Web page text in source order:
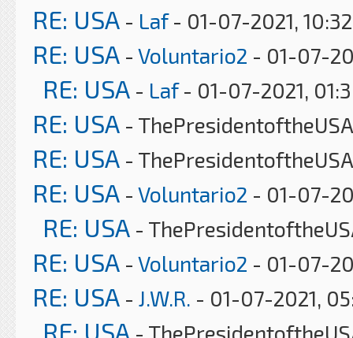
RE: USA - Laf- 01-07-2021,
RE: USA - Voluntario2 - 01-07-
RE: USA - Laf- 01-07-2021,
RE: USA -
RE: USA -
RE: USA - Voluntario2 - 01-07-
RE: USA -
RE: USA - Voluntario2 - 01-07-
RE: USA - J.W.R. - 01-07-2021,
RE: USA -